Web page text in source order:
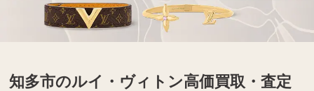
知多市のルイ・ヴィトン高価買取・査定